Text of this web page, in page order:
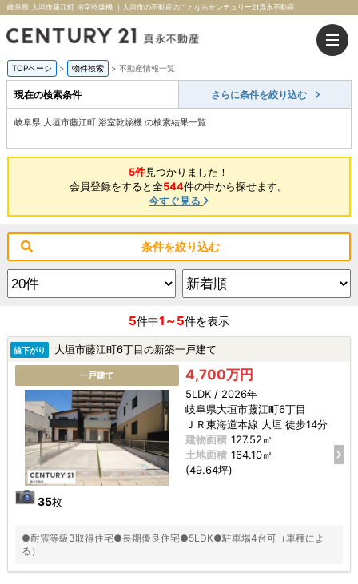
岐阜県 大垣市藤江町 浴室乾燥機 ｜大垣市の不動産のことならセンチュリー21真永不動産
TOPページ > 物件検索 > 不動産情報一覧
現在の検索条件 さらに条件を絞り込む
岐阜県 大垣市藤江町 浴室乾燥機 の検索結果一覧
5件見つかりました！
会員登録をすると全544件の中から探せます。
今すぐ見る
条件を絞り込む
5件中1～5件を表示
値下がり 大垣市藤江町6丁目の新築一戸建て
一戸建て
35枚
4,700万円
5LDK / 2026年
岐阜県大垣市藤江町6丁目
ＪＲ東海道本線 大垣 徒歩14分
建物面積 127.52㎡
土地面積 164.10㎡
(49.64坪)
●耐震等級3取得住宅●長期優良住宅●5LDK●駐車場4台可（車種によ
る）